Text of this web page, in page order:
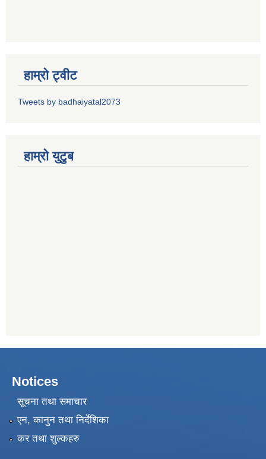
हाम्रो ट्वीट
Tweets by badhaiyatal2073
हाम्रो युटुब
Notices
सूचना तथा समाचार
एन, कानुन तथा निर्देशिका
कर तथा शुल्कहरु